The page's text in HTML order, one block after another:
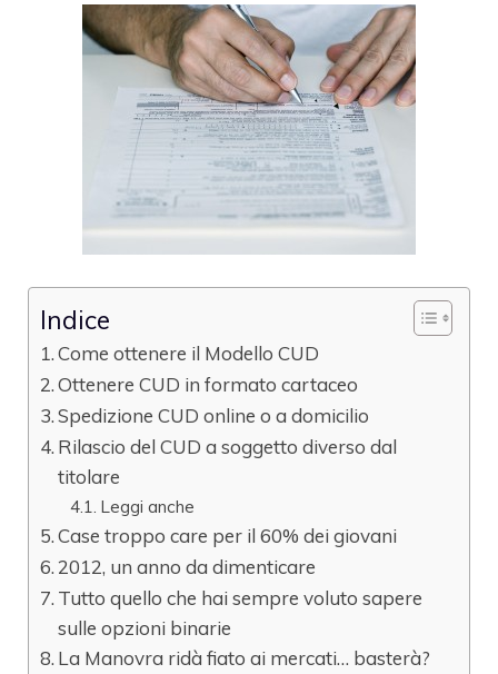
Indice
Come ottenere il Modello CUD
Ottenere CUD in formato cartaceo
Spedizione CUD online o a domicilio
Rilascio del CUD a soggetto diverso dal
titolare
Leggi anche
Case troppo care per il 60% dei giovani
2012, un anno da dimenticare
Tutto quello che hai sempre voluto sapere
sulle opzioni binarie
La Manovra ridà fiato ai mercati… basterà?